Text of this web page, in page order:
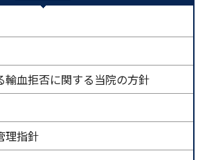
輸血拒否に関する当院の方針
理指針